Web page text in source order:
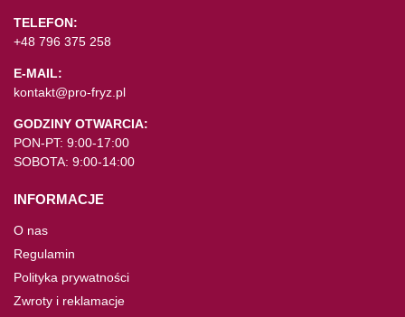
TELEFON:
+48 796 375 258
E-MAIL:
kontakt@pro-fryz.pl
GODZINY OTWARCIA:
PON-PT: 9:00-17:00
SOBOTA: 9:00-14:00
INFORMACJE
O nas
Regulamin
Polityka prywatności
Zwroty i reklamacje